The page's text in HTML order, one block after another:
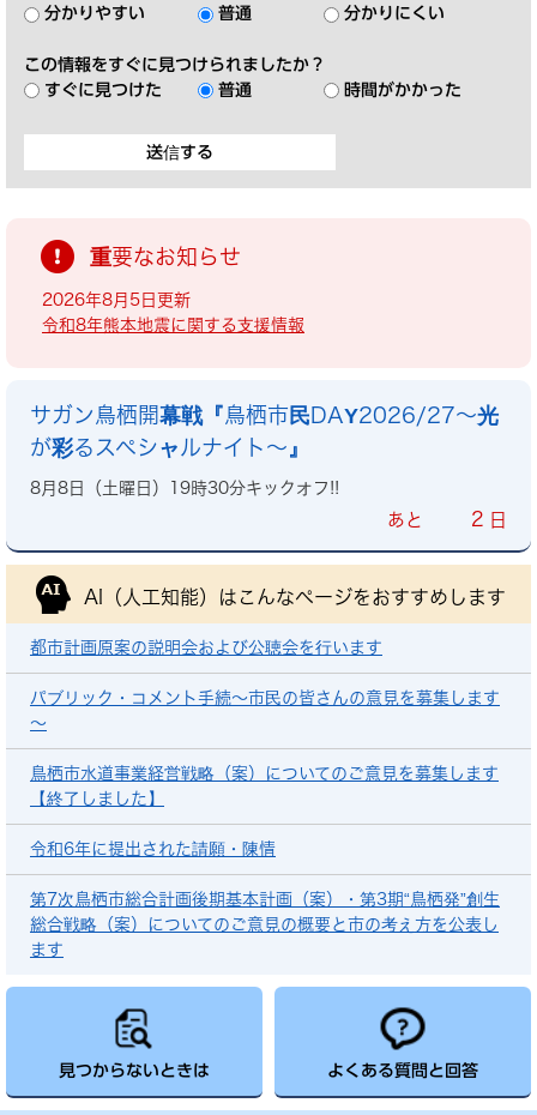
分かりやすい 普通 分かりにくい
この情報をすぐに見つけられましたか？
すぐに見つけた
普通 時間がかかった
重要なお知らせ
2026年8月5日更新
令和8年熊本地震に関する支援情報
サガン鳥栖開幕戦『鳥栖市民DAY2026/27～光
が彩るスペシャルナイト～』
8月8日（土曜日）19時30分キックオフ!!
あと 2 日
AI（人工知能）は こんなページをおすすめします
都市計画原案の説明会および公聴会を行います
パブリック・コメント手続～市民の皆さんの意見を募集します
～
鳥栖市水道事業経営戦略（案）についてのご意見を募集します
【終了しました】
令和6年に提出された請願・陳情
第7次鳥栖市総合計画後期基本計画（案）・第3期“鳥栖発”創生
総合戦略（案）についてのご意見の概要と市の考え方を公表し
ます
見つからないときは よくある質問と回答